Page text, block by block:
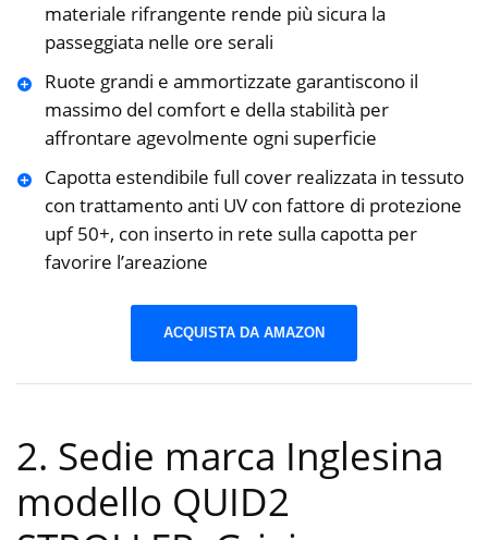
materiale rifrangente rende più sicura la
passeggiata nelle ore serali
Ruote grandi e ammortizzate garantiscono il
massimo del comfort e della stabilità per
affrontare agevolmente ogni superficie
Capotta estendibile full cover realizzata in tessuto
con trattamento anti UV con fattore di protezione
upf 50+, con inserto in rete sulla capotta per
favorire l’areazione
ACQUISTA DA AMAZON
2. Sedie marca Inglesina
modello QUID2